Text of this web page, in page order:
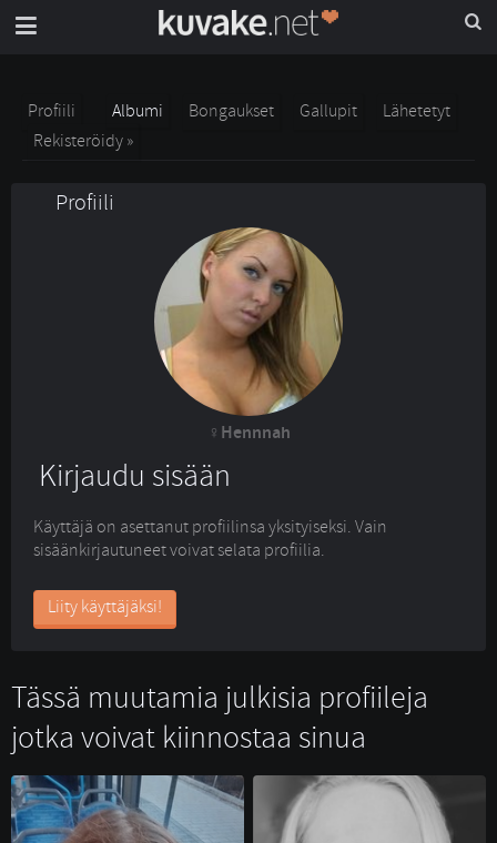
Profiili Albumi Bongaukset Gallupit
Lähetetyt
Rekisteröidy »
Profiili
Hennnah
Kirjaudu sisään
Käyttäjä on asettanut profiilinsa yksityiseksi. Vain
sisäänkirjautuneet voivat selata profiilia.
Liity käyttäjäksi!
Tässä muutamia julkisia profiileja
jotka voivat kiinnostaa sinua